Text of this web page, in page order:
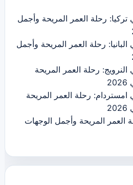
رحلة العمر المريحة وأجمل
رحلة العمر المريحة وأجمل
رحلة العمر المريحة
رحلة العمر المريحة
العمر المريحة وأجمل الوجهات